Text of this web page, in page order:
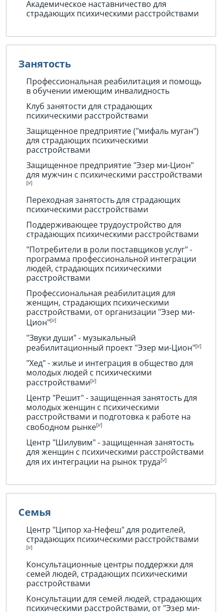
Академическое наставничество для
страдающих психическими расстройствами
Занятость
Профессиональная реабилитация и помощь
в обучении имеющим инвалидность
Клуб занятости для страдающих
психическими расстройствами
Защищенное предприятие ("мифаль муган")
для страдающих психическими
расстройствами
Защищенное предприятие "Эзер ми-Цион"
для мужчин с психическими расстройствами
Переходная занятость для страдающих
психическими расстройствами
Поддерживающее трудоустройство для
страдающих психическими расстройствами
"Потребители в роли поставщиков услуг" -
программа профессиональной интеграции
людей, страдающих психическими
расстройствами
Профессиональная реабилитация для
женщин, страдающих психическими
расстройствами, от организации "Эзер ми-
Цион"
"Звуки души" - музыкальный
реабилитационный проект "Эзер ми-Цион"
"Хед" - жилье и интеграция в общество для
молодых людей с психическими
расстройствами
Центр "Решит" - защищенная занятость для
молодых женщин с психическими
расстройствами и подготовка к работе на
свободном рынке
Центр "Шилувим" - защищенная занятость
для женщин с психическими расстройствами
для их интеграции на рынок труда
Семья
Центр "Ципор ха-Нефеш" для родителей,
страдающих психическими расстройствами
Консультационные центры поддержки для
семей людей, страдающих психическими
расстройствами
Консультации для семей людей, страдающих
психическими расстройствами, от "Эзер ми-